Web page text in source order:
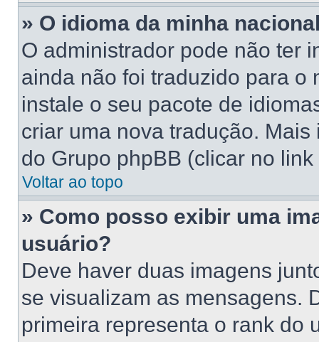
» O idioma da minha
O administrador pode não ter
ainda não foi traduzido para o
instale o seu pacote de
criar uma nova tradução.
do Grupo phpBB (clicar no
Voltar ao topo
» Como posso exibir uma
usuário?
Deve haver duas imagens
se visualizam as mensagens.
primeira representa o rank do